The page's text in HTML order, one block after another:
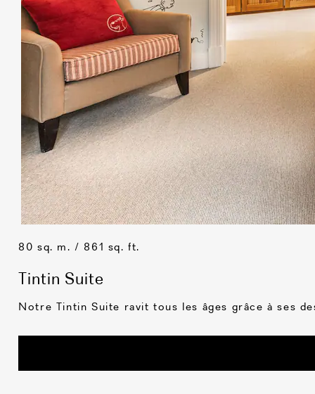
80 sq. m. / 861 sq. ft.
Tintin Suite
Notre Tintin Suite ravit tous les âges grâce à ses